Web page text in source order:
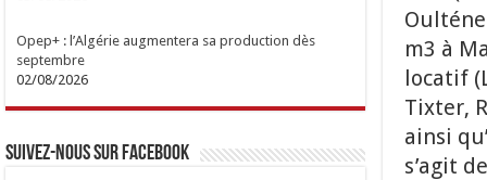
m3 à
locatif
Tixter,
ainsi
s’agit
Opep+ : l’Algérie augmentera sa production dès
septembre
02/08/2026
Suivez-nous sur Facebook